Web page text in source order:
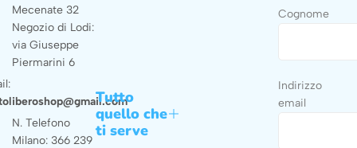
Mecenate 32
Negozio di Lodi:
via Giuseppe
Piermarini 6
N. Telefono
Milano: 366 239
Tutto
quello che
ti serve
Cognome
Indirizzo
email